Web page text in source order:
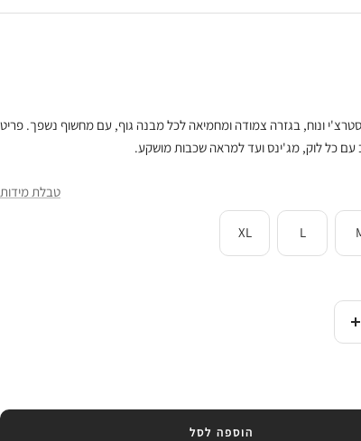
סטרצ'י ונוח, בגזרה צמודה ומחמיאה לכל מבנה גוף, עם מחשוף נשפך. פריט
עם כל לוק, מג'ינס ועד למראה שכבות מושקע.
טבלת מידות
L
XL
העלי
הוספה לסל